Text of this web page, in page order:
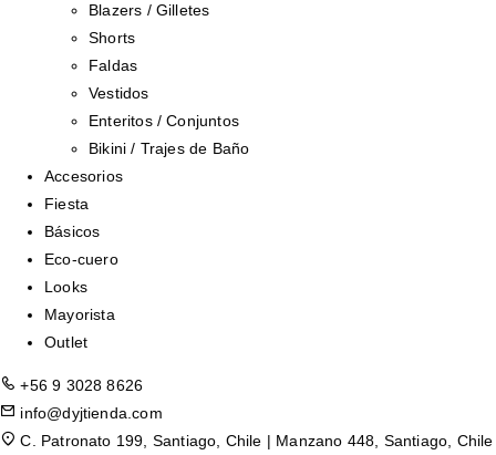
Blazers / Gilletes
Shorts
Faldas
Vestidos
Enteritos / Conjuntos
Bikini / Trajes de Baño
Accesorios
Fiesta
Básicos
Eco-cuero
Looks
Mayorista
Outlet
+56 9 3028 8626
info@dyjtienda.com
C. Patronato 199, Santiago, Chile | Manzano 448, Santiago, Chile